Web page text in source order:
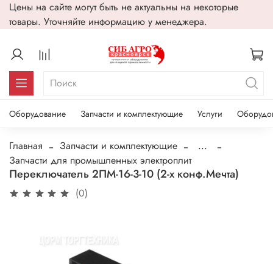
Цены на сайте могут быть не актуальны на некоторые
товары. Уточняйте информацию у менеджера.
Оборудование Запчасти и комплектующие Услуги
Главная Запчасти и комплектующие
...
Запчасти для промышленных электроплит
Переключатель 2ПМ-16-3-10 (2-х конф.Мечта)
(0)